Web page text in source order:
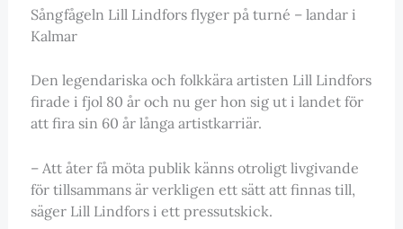
Sångfågeln Lill Lindfors flyger på turné – landar i
Kalmar
Den legendariska och folkkära artisten Lill Lindfors
firade i fjol 80 år och nu ger hon sig ut i landet för
att fira sin 60 år långa artistkarriär.
– Att åter få möta publik känns otroligt livgivande
för tillsammans är verkligen ett sätt att finnas till,
säger Lill Lindfors i ett pressutskick.